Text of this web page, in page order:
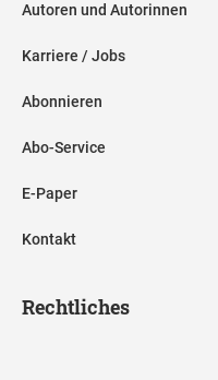
Autoren und Autorinnen
Karriere / Jobs
Abonnieren
Abo-Service
E-Paper
Kontakt
Rechtliches